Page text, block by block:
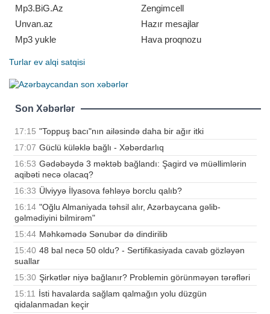
Mp3.BiG.Az
Zengimcell
Unvan.az
Hazır mesajlar
Mp3 yukle
Hava proqnozu
Turlar ev alqi satqisi
Son Xəbərlər
17:15 "Toppuş bacı"nın ailəsində daha bir ağır itki
17:07 Güclü küləklə bağlı - Xəbərdarlıq
16:53 Gədəbəydə 3 məktəb bağlandı: Şagird və müəllimlərin
aqibəti necə olacaq?
16:33 Ülviyyə İlyasova fəhləyə borclu qalıb?
16:14 "Oğlu Almaniyada təhsil alır, Azərbaycana gəlib-
gəlmədiyini bilmirəm"
15:44 Məhkəmədə Sənubər də dindirilib
15:40 48 bal necə 50 oldu? - Sertifikasiyada cavab gözləyən
suallar
15:30 Şirkətlər niyə bağlanır? Problemin görünməyən tərəfləri
15:11 İsti havalarda sağlam qalmağın yolu düzgün
qidalanmadan keçir